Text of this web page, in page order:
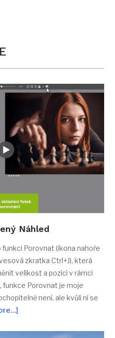
Náhled
Porovnat (ikona nahoře
zkratka Ctrl+J), která
velikost a pozici v rámci
funkce Porovnat je moje
není, ale kvůli ní se